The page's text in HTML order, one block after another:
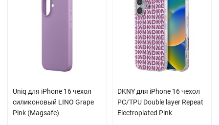
Uniq для iPhone 16 чехол
силиконовый LINO Grape
Pink (Magsafe)
DKNY для iPhone 16 чехол
PC/TPU Double layer Repeat
Electroplated Pink